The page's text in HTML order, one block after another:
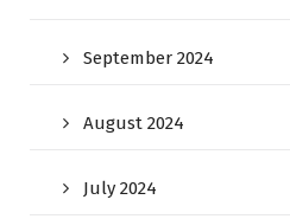
September 2024
August 2024
July 2024